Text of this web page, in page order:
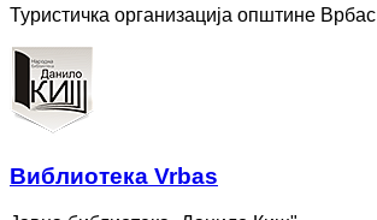
Туристичка организација општине Врбас
Bиблиотека Vrbas